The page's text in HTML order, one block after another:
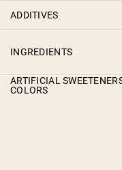
ADDITIVES
INGREDIENTS
ARTIFICIAL
COLORS